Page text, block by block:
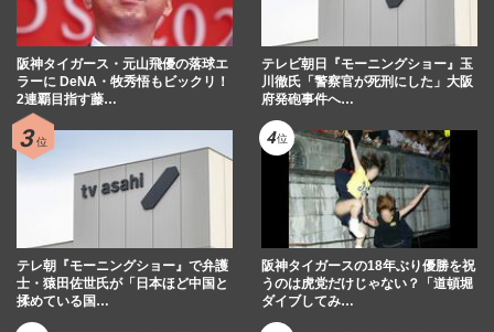
阪神タイガース・元山飛優の落球エ
ラーに DeNA・牧秀悟もビックリ！
2連覇目指す藤…
テレビ朝日『モーニングショー』玉
川徹氏「警察官が死刑にした」大阪
府発砲事件へ…
テレ朝『モーニングショー』で弁護
士・猿田佐世氏が「日本ほど中国と
揉めている国…
阪神タイガースの18年ぶり優勝を祝
うのは虎党だけじゃない？「道頓堀
ダイブしてみ…